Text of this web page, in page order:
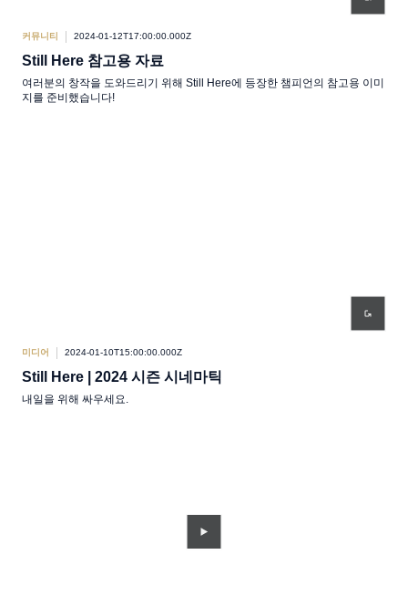
커뮤니티 2024-01-12T17:00:00.000Z
Still Here 참고용 자료
여러분의 창작을 도와드리기 위해 Still Here에 등장한 챔피언의 참고용 이미
지를 준비했습니다!
미디어 2024-01-10T15:00:00.000Z
Still Here | 2024 시즌 시네마틱
내일을 위해 싸우세요.